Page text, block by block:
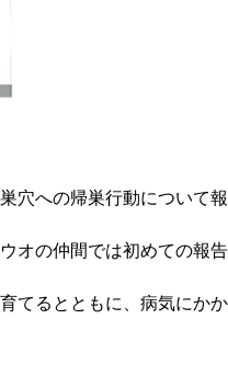
穴への帰巣行動について報
オの仲間では初めての報告
てるとともに、病気にか